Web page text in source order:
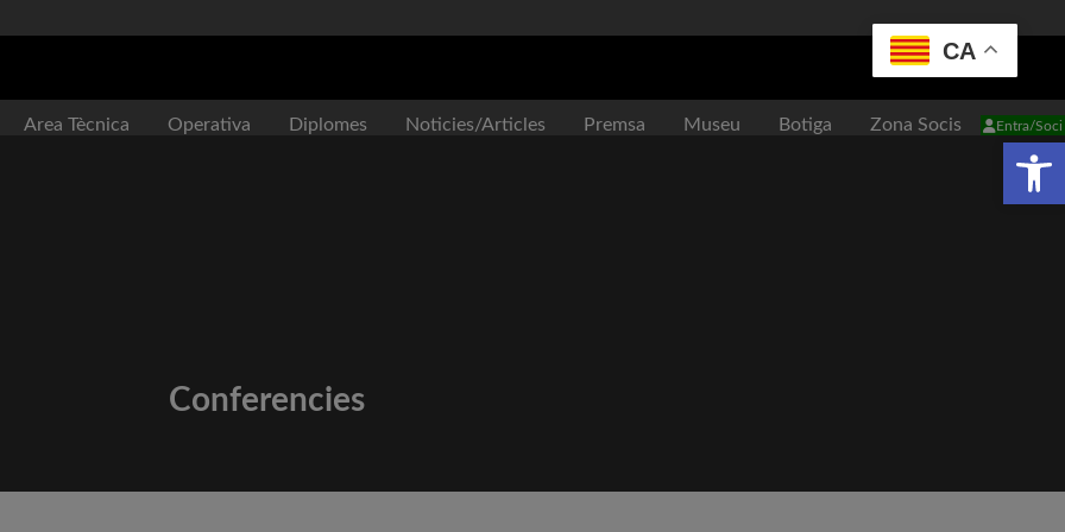
Area Tècnica Operativa Diplomes Noticies/Articles Premsa Museu Botiga Zona Socis Entra/Soci
Conferencies
CA